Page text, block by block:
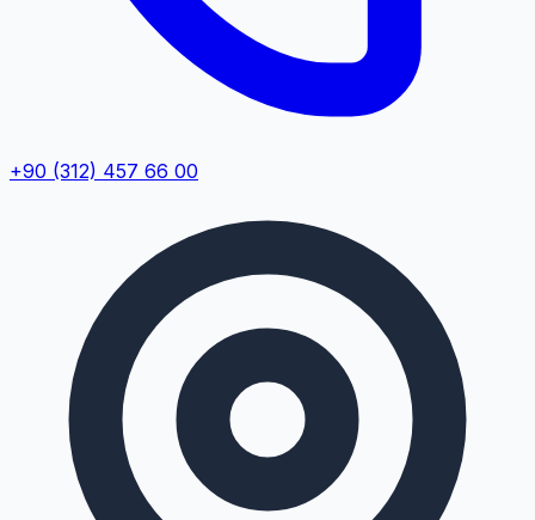
+90 (312) 457 66 00